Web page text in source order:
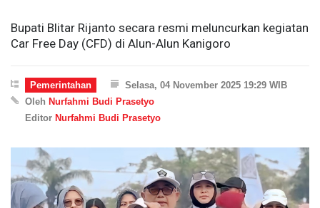
Bupati Blitar Rijanto secara resmi meluncurkan kegiatan
Car Free Day (CFD) di Alun-Alun Kanigoro
Pemerintahan
Selasa, 04 November 2025 19:29 WIB
Oleh Nurfahmi Budi Prasetyo
Editor Nurfahmi Budi Prasetyo